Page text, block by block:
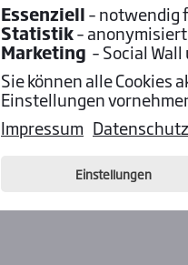
Essenziell– notwendig
Statistik–
Marketing – Social
Sie können alle Cookies
Einstellungen
Impressum Datenschutz
Einstellungen